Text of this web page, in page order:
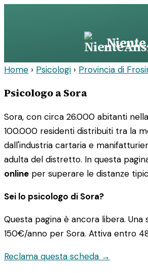
Home › Psicologi › Provincia di
Psicologo a Sora
Sora, con circa 26.000 abitanti
100.000 residenti distribuiti tra la
dall'industria cartaria e
adulta del distretto. In questa
online per superare le distanze
Sei lo psicologo di Sora?
Questa pagina è ancora libera.
150€/anno per Sora. Attiva entro
Reclama questa scheda →